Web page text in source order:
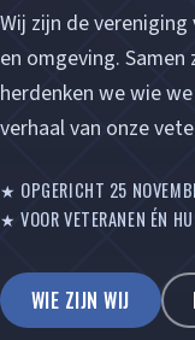
Wij zijn de
en omgeving.
herdenken we wie
verhaal van onze
★ OPGERICHT 25
★ VOOR VETERANEN ÉN
WIE ZIJN WIJ